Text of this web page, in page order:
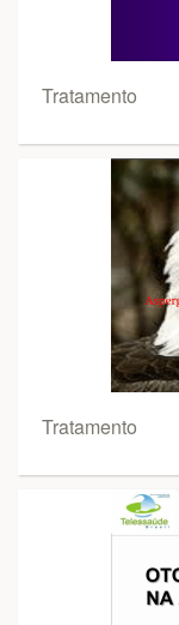
Tratamento
Tratamento